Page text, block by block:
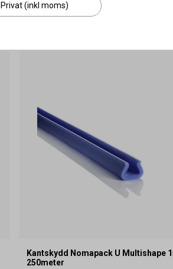
Kantskydd Nomapack U Multishape
250meter
Privat (inkl moms)